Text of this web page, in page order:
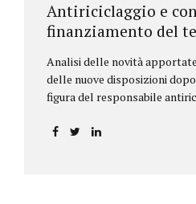
Antiriciclaggio e
finanziamento del
Analisi delle novità
delle nuove disposizioni
figura del responsabile